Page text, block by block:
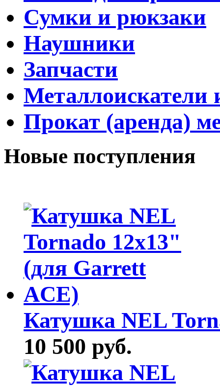
Сумки и рюкзаки
Наушники
Запчасти
Металлоискатели
Прокат (аренда)
Новые поступления
Катушка NEL
10 500 руб.